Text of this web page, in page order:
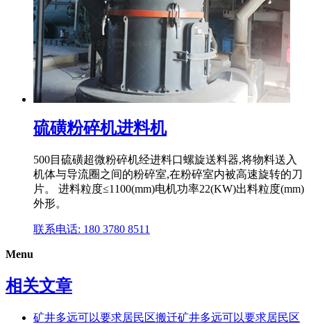
硫磺粉碎机进料机
500目硫磺超微粉碎机经进料口螺旋送料器,将物料送入
机体与导流圈之间的粉碎室,在粉碎室内被高速旋转的刀
片。 进料粒度≤1100(mm)电机功率22(KW)出料粒度(mm)
外形。
联系电话: 180 3780 8511
Menu
相关文章
矿井多远可以要求居民区搬迁矿井多远可以要求居民区